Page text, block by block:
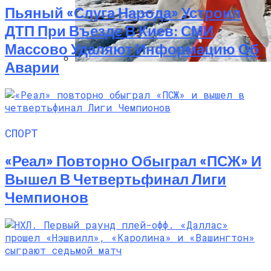
Хранит Свои Наряды Для Дочери Рани
Пьяный «слуга Народа» Устроил
ДТП При Въезде В Киев: СМИ
Массово Удаляют Информацию Об
Аварии
СПОРТ
«Реал» Повторно Обыграл «ПСЖ» И
Вышел В Четвертьфинал Лиги
Чемпионов